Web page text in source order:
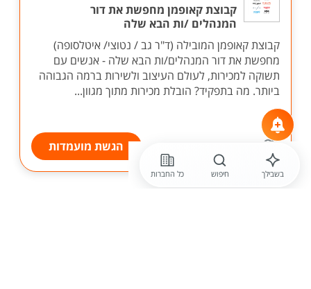
קבוצת קאופמן מחפשת את דור
המנהלים /ות הבא שלה
קבוצת קאופמן המובילה (ד"ר גב / נטוצי/ איטלסופה)
מחפשת את דור המנהלים/ות הבא שלה - אנשים עם
תשוקה למכירות, לעולם העיצוב ולשירות ברמה הגבוהה
ביותר. מה בתפקיד? הובלת מכירות מתוך מגוון...
הגשת מועמדות
בשבילך חיפוש כל החברות